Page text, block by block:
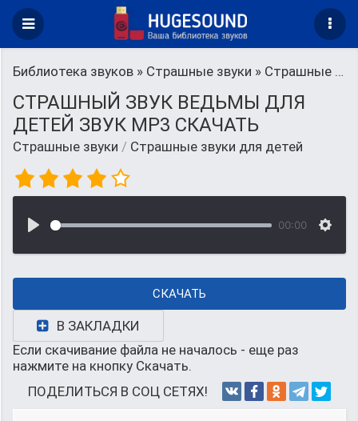
Библиотека звуков » Страшные звуки » Страшные звуки для детей
СТРАШНЫЙ ЗВУК ВЕДЬМЫ ДЛЯ
ДЕТЕЙ ЗВУК MP3 СКАЧАТЬ
Страшные звуки / Страшные звуки для детей
00:00
СКАЧАТЬ
В ЗАКЛАДКИ
Если скачивание файла не началось - еще раз
нажмите на кнопку Скачать.
ПОДЕЛИТЬСЯ В СОЦ СЕТЯХ!